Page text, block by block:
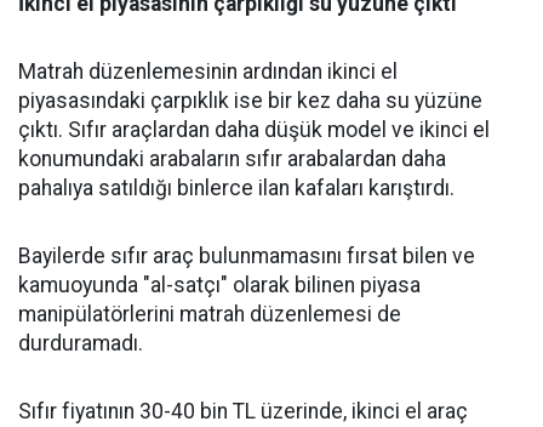
Matrah düzenlemesinin ardından ikinci el
piyasasındaki çarpıklık ise bir kez daha su yüzüne
çıktı. Sıfır araçlardan daha düşük model ve ikinci el
konumundaki arabaların sıfır arabalardan daha
pahalıya satıldığı binlerce ilan kafaları karıştırdı.
Bayilerde sıfır araç bulunmamasını fırsat bilen ve
kamuoyunda "al-satçı" olarak bilinen piyasa
manipülatörlerini matrah düzenlemesi de
durduramadı.
Sıfır fiyatının 30-40 bin TL üzerinde, ikinci el araç